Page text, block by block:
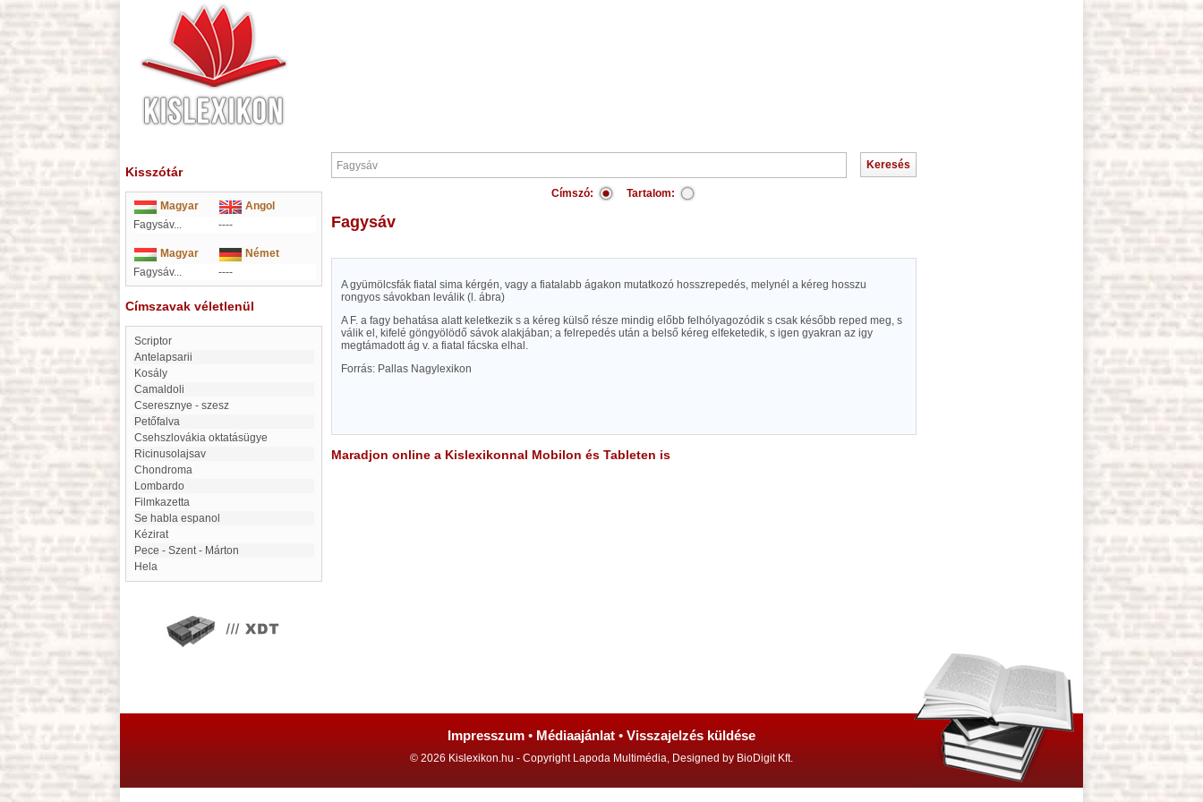
Kisszótár
Magyar
Angol
Fagysáv...
----
Magyar
Német
Fagysáv...
----
Címszavak véletlenül
Scriptor
Antelapsarii
Kosály
Camaldoli
Cseresznye - szesz
Petőfalva
Csehszlovákia oktatásügye
Ricinusolajsav
Chondroma
Lombardo
filmkazetta
Se habla espanol
Kézirat
Pece - Szent - Márton
Hela
Címszó: Tartalom:
Fagysáv
A gyümölcsfák fiatal sima kérgén, vagy a fiatalabb ágakon mutatkozó hosszrepedés, melynél a kéreg hosszu
rongyos sávokban leválik (l. ábra)
A F. a fagy behatása alatt keletkezik s a kéreg külső része mindig előbb felhólyagozódik s csak később reped meg, s
válik el, kifelé göngyölödő sávok alakjában; a felrepedés után a belső kéreg elfeketedik, s igen gyakran az igy
megtámadott ág v. a fiatal fácska elhal.
Forrás: Pallas Nagylexikon
Maradjon online a Kislexikonnal Mobilon és Tableten is
Impresszum • Médiaajánlat • Visszajelzés küldése
© 2026 Kislexikon.hu - Copyright Lapoda Multimédia, Designed by BioDigit Kft.